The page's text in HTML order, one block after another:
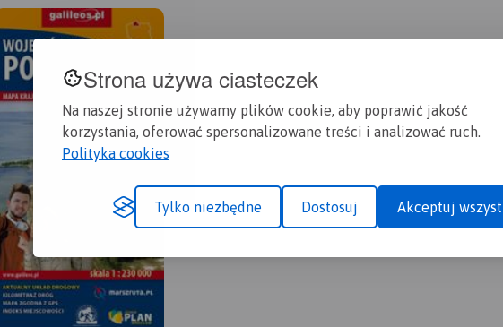
Strona używa ciasteczek
Na naszej stronie używamy plików cookie, aby poprawić jakość
korzystania, oferować spersonalizowane treści i analizować ruch.
Polityka cookies
Tylko niezbędne Dostosuj Akceptuj